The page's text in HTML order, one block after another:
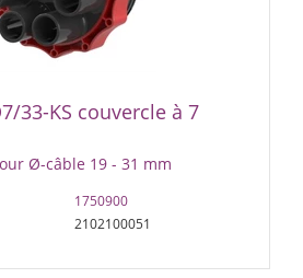
33-KS couvercle à 7
Ø-câble 19 - 31 mm
1750900
2102100051